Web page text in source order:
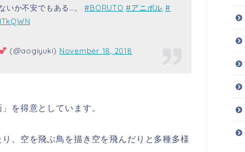
いか不安でもある…。#BORUTO #アニボル #
(@aogiyuki) November 18, 2018
を得意としています。
、空を飛ぶ鳥を描き空を飛んだりと多種多様